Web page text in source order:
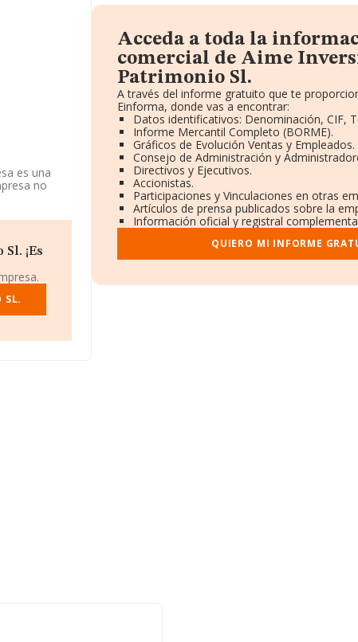
es una
no
domicilio
al
promedio
euros. En
INFORMA
de las
¡Es
SL.
Acceda a toda la
comercial de Aime
Patrimonio Sl.
A través del informe gratuito que te
Einforma, donde vas a encontrar:
Datos identificativos: Denominación, CIF,
Informe Mercantil Completo (BORME).
Gráficos de Evolución Ventas y Empleados.
Consejo de Administración y
Directivos y Ejecutivos.
Accionistas.
Participaciones y Vinculaciones en otras
Artículos de prensa publicados sobre la
Información oficial y registral
QUIERO MI INFORME